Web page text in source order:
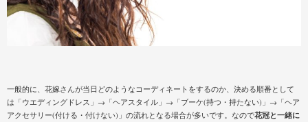
一般的に、花嫁さんが当日どのようなコーディネートをするのか、決める順番として
は「ウエディングドレス」→「ヘアスタイル」→「ブーケ(持つ・持たない)」→「ヘア
アクセサリー(付ける・付けない)」の流れとなる場合が多いです。なので花冠と一緒に